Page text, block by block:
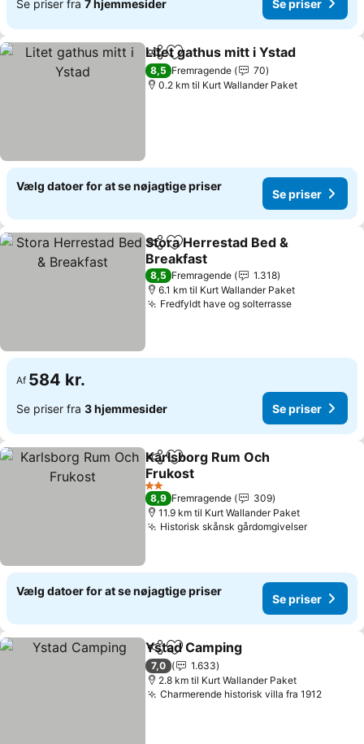
Se priser fra 7 hjemmesider Se priser
Del Føj til favoritter
Litet gathus mitt i Ystad
8,5 Fremragende
70
0.2 km til Kurt Wallander Paket
Vælg datoer for at se nøjagtige priser
Se priser
Del Føj til favoritter
Stora Herrestad Bed &
Breakfast
Se priser
8,5 Fremragende
1.318
6.1 km til Kurt Wallander Paket
Fredfyldt have og solterrasseSe priser
Af 584 kr.
Se priser fra 3 hjemmesider Se priser
Del Føj til favoritter
Karlsborg Rum Och
Frukost
Se priser
2 Stjerner
8,9 Fremragende
309
11.9 km til Kurt Wallander Paket
Historisk skånsk gårdomgivelserSe priser
Vælg datoer for at se nøjagtige priser
Se priser
Del Føj til favoritter
Ystad Camping
7,0
1.633
2.8 km til Kurt Wallander Paket
Charmerende historisk villa fra 1912Se